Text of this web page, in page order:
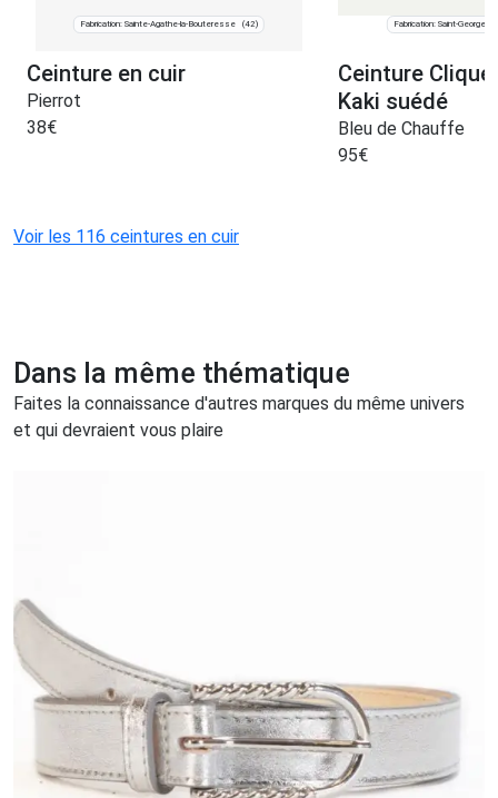
Fabrication: Sainte-Agathe-la-Bouteresse (42)
Ceinture en cuir
Pierrot
38€
Fabrication: Saint-
Ceinture
Kaki suédé
Bleu de Chauffe
95€
Voir les 116 ceintures en cuir
Dans la même thématique
Faites la connaissance d'autres marques du même univers
et qui devraient vous plaire